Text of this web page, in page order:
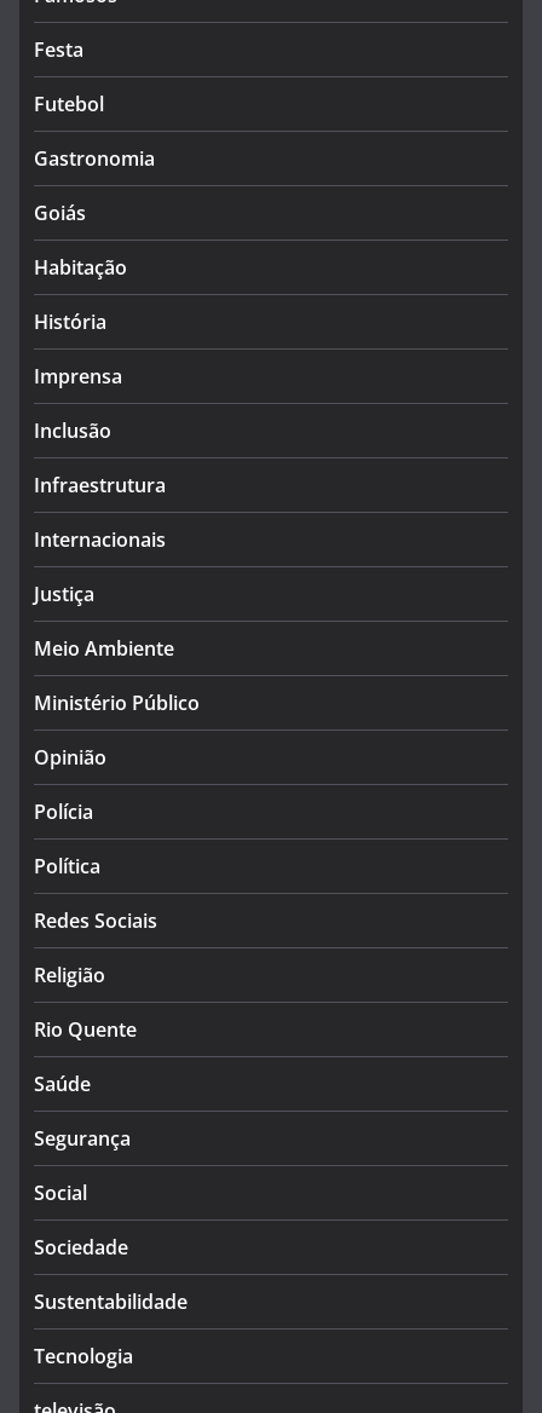
Festa
Futebol
Gastronomia
Goiás
Habitação
História
Imprensa
Inclusão
Infraestrutura
Internacionais
Justiça
Meio Ambiente
Ministério Público
Opinião
Polícia
Política
Redes Sociais
Religião
Rio Quente
Saúde
Segurança
Social
Sociedade
Sustentabilidade
Tecnologia